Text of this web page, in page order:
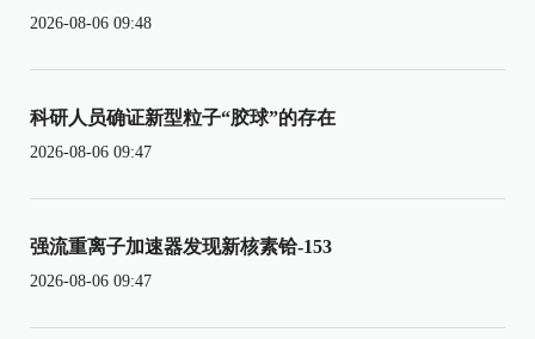
2026-08-06 09:48
科研人员确证新型粒子“胶球”的存在
2026-08-06 09:47
强流重离子加速器发现新核素铪-153
2026-08-06 09:47